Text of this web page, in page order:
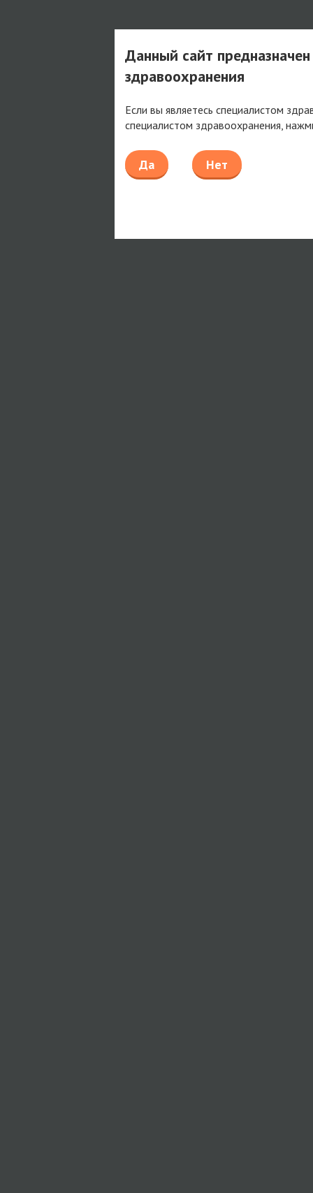
Данный сайт
здравоохранения
Если вы являетесь специалистом
специалистом здравоохранения,
Да Нет